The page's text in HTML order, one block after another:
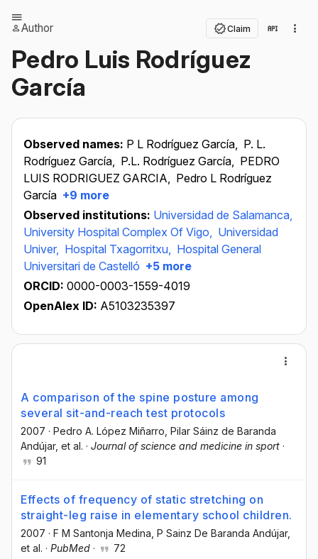
Author Claim
Pedro Luis Rodríguez
García
Observed names: P L Rodríguez García, P. L.
Rodríguez García, P.L. Rodríguez García, PEDRO
LUIS RODRIGUEZ GARCIA, Pedro L Rodríguez
García +9 more
Observed institutions: Universidad de Salamanca,
University Hospital Complex Of Vigo, Universidad
Univer, Hospital Txagorritxu, Hospital General
Universitari de Castelló +5 more
ORCID: 0000-0003-1559-4019
OpenAlex ID: A5103235397
A comparison of the spine posture among
several sit-and-reach test protocols
2007 · Pedro A. López Miñarro , Pilar Sáinz de Baranda
Andújar, et al. · Journal of science and medicine in sport ·
91
Effects of frequency of static stretching on
straight-leg raise in elementary school children.
2007 · F M Santonja Medina , P Sainz De Baranda Andújar,
et al. · PubMed · 72